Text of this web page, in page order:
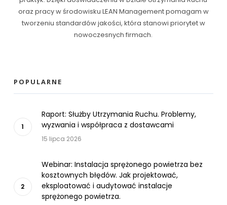
oraz pracy w środowisku LEAN Management pomagam w
tworzeniu standardów jakości, która stanowi priorytet w
nowoczesnych firmach.
POPULARNE
Raport: Służby Utrzymania Ruchu. Problemy,
wyzwania i współpraca z dostawcami
15 lipca 2026
Webinar: Instalacja sprężonego powietrza bez
kosztownych błędów. Jak projektować,
eksploatować i audytować instalacje
sprężonego powietrza.